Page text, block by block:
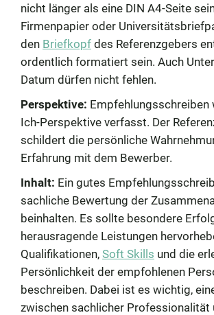
nicht länger als eine DIN A4-Seite
Firmenpapier oder
den Briefkopf des Referenzgebers
ordentlich formatiert sein. Auch
Datum dürfen nicht fehlen.
Perspektive: Empfehlungsschreiben
Ich-Perspektive verfasst. Der
schildert die persönliche
Erfahrung mit dem Bewerber.
Inhalt: Ein gutes
sachliche Bewertung der
beinhalten. Es sollte besondere
herausragende Leistungen
Qualifikationen, Soft Skills und die
Persönlichkeit der empfohlenen
beschreiben. Dabei ist es wichtig,
zwischen sachlicher Professionalität